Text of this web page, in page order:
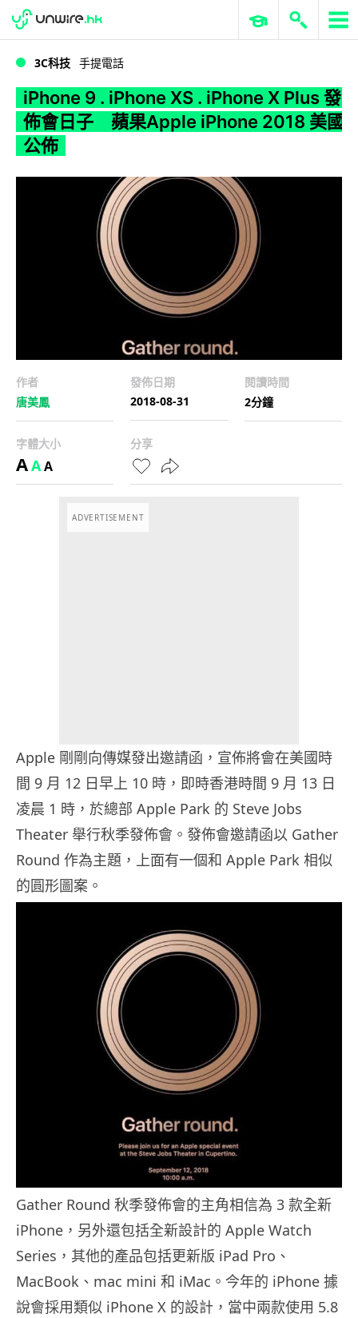
WWDC 2026 ERP 與商業 AI
3C科技 手提電話
iPhone 9 . iPhone XS . iPhone X Plus 發
佈會日子 蘋果Apple iPhone 2018 美國
公佈
作者
唐美鳳
發佈日期
2018-08-31
閱讀時間
2分鐘
字體大小
AAA
分享
ADVERTISEMENT
Apple 剛剛向傳媒發出邀請函，宣佈將會在美國時
間 9 月 12 日早上 10 時，即時香港時間 9 月 13 日
凌晨 1 時，於總部 Apple Park 的 Steve Jobs
Theater 舉行秋季發佈會。發佈會邀請函以 Gather
Round 作為主題，上面有一個和 Apple Park 相似
的圓形圖案。
Gather Round 秋季發佈會的主角相信為 3 款全新
iPhone，另外還包括全新設計的 Apple Watch
Series，其他的產品包括更新版 iPad Pro、
MacBook、mac mini 和 iMac。今年的 iPhone 據
說會採用類似 iPhone X 的設計，當中兩款使用 5.8